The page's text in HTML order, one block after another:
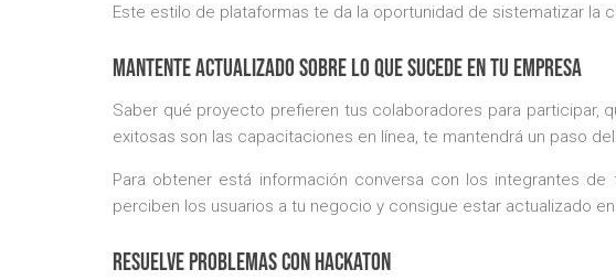
Este estilo de plataformas te da la oportunidad de sistematizar la
Mantente actualizado sobre lo que sucede en tu empresa
Saber qué proyecto prefieren tus colaboradores para participar,
exitosas son las capacitaciones en línea, te mantendrá un paso
Para obtener está información conversa con los integrantes
perciben los usuarios a tu negocio y consigue estar actualizado
Resuelve problemas con Hackaton